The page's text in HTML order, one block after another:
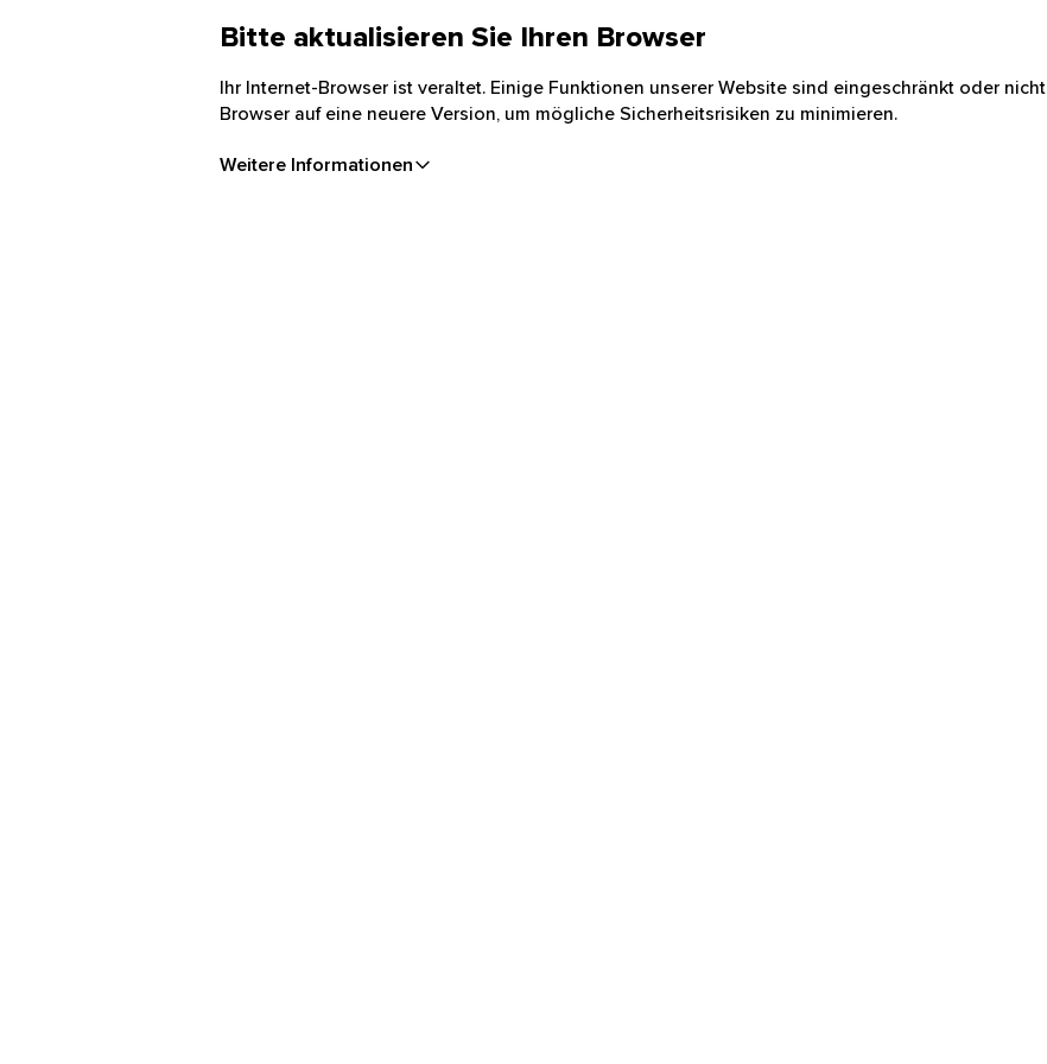
Bitte aktualisieren Sie Ihren Browser
Ihr Internet-Browser ist veraltet. Einige Funktionen unserer Website sind eingeschränkt oder
Browser auf eine neuere Version, um mögliche Sicherheitsrisiken zu minimieren.
Weitere Informationen